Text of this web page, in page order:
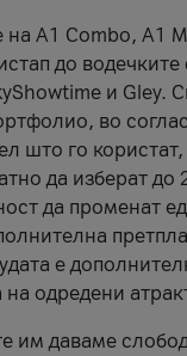
на A1 Combo, А1
до водечките
и Gley.
во
што го
да изберат до
да променат
е
на одредени
им даваме